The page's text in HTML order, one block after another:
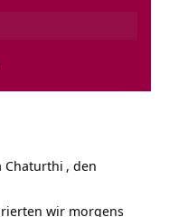
Chaturthi , den
wir morgens